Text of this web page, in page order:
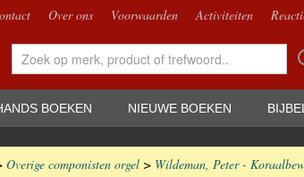
Over ons Voorwaarden Activiteiten
BOEKEN NIEUWE BOEKEN
Overige componisten orgel > Wildeman, Peter -